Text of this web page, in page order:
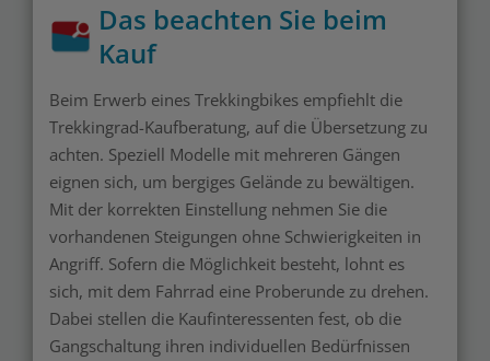
Das beachten Sie beim
Kauf
Beim Erwerb eines Trekkingbikes empfiehlt die
Trekkingrad-Kaufberatung, auf die Übersetzung zu
achten. Speziell Modelle mit mehreren Gängen
eignen sich, um bergiges Gelände zu bewältigen.
Mit der korrekten Einstellung nehmen Sie die
vorhandenen Steigungen ohne Schwierigkeiten in
Angriff. Sofern die Möglichkeit besteht, lohnt es
sich, mit dem Fahrrad eine Proberunde zu drehen.
Dabei stellen die Kaufinteressenten fest, ob die
Gangschaltung ihren individuellen Bedürfnissen